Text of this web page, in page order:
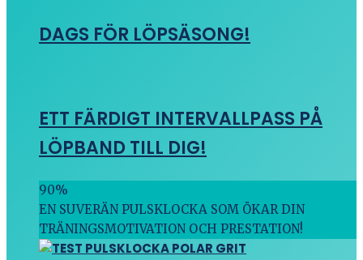
DAGS FÖR LÖPSÄSONG!
ETT FÄRDIGT INTERVALLPASS PÅ
LÖPBAND TILL DIG!
90%
EN SUVERÄN PULSKLOCKA SOM ÖKAR DIN
TRÄNINGSMOTIVATION OCH PRESTATION!